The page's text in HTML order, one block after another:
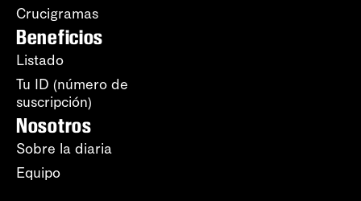
Crucigramas
Beneficios
Listado
Tu ID (número de
suscripción)
Nosotros
Sobre la diaria
Equipo